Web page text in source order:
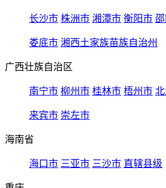
长沙市 株洲市 湘潭市 衡阳市
娄底市 湘西土家族苗族自治州
广西壮族自治区
南宁市 柳州市 桂林市 梧州市
来宾市 崇左市
海南省
海口市 三亚市 三沙市 直辖县级